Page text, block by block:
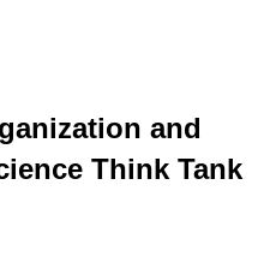
and
Think Tank